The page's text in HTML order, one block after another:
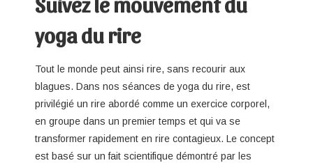
yoga du rire
Tout le monde peut ainsi rire, sans recourir aux
blagues. Dans nos séances de yoga du rire, est
privilégié un rire abordé comme un exercice corporel,
en groupe dans un premier temps et qui va se
transformer rapidement en rire contagieux. Le concept
est basé sur un fait scientifique démontré par les